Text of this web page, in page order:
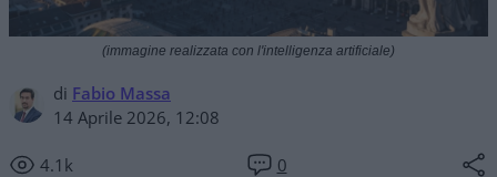
di Fabio Massa
14 Aprile 2026, 12:08
4.1k 0
(immagine realizzata con l'intelligenza artificiale)